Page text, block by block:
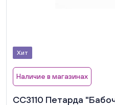
Хит
Наличие в магазинах
СС3110 Петарда